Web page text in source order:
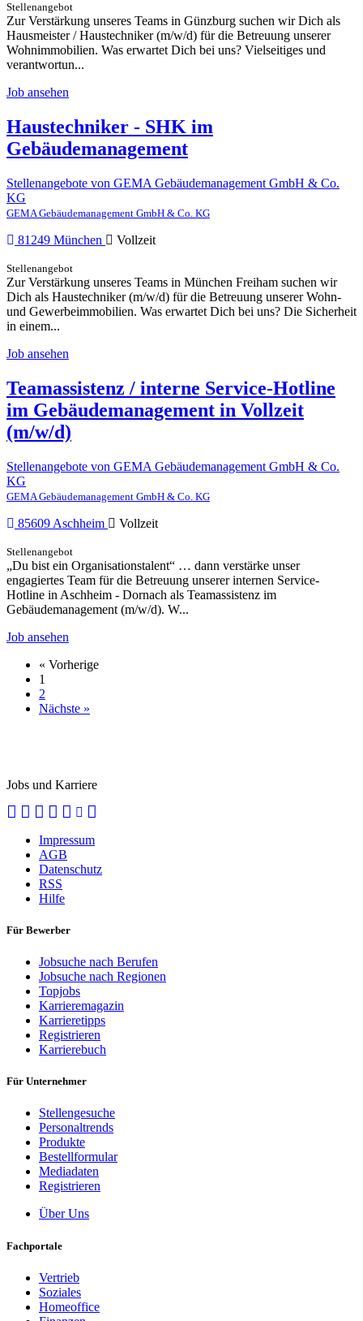
Stellenangebot
Zur Verstärkung unseres Teams in Günzburg suchen wir Dich als
Hausmeister / Haustechniker (m/w/d) für die Betreuung unserer
Wohnimmobilien. Was erwartet Dich bei uns? Vielseitiges und
verantwortun...
Job ansehen
Haustechniker - SHK im
Gebäudemanagement
Stellenangebote von GEMA Gebäudemanagement GmbH & Co.
KG
GEMA Gebäudemanagement GmbH & Co. KG
81249 München Vollzeit
Stellenangebot
Zur Verstärkung unseres Teams in München Freiham suchen wir
Dich als Haustechniker (m/w/d) für die Betreuung unserer Wohn-
und Gewerbeimmobilien. Was erwartet Dich bei uns? Die Sicherheit
in einem...
Job ansehen
Teamassistenz / interne Service-Hotline
im Gebäudemanagement in Vollzeit
(m/w/d)
Stellenangebote von GEMA Gebäudemanagement GmbH & Co.
KG
GEMA Gebäudemanagement GmbH & Co. KG
85609 Aschheim Vollzeit
Stellenangebot
„Du bist ein Organisationstalent“ … dann verstärke unser
engagiertes Team für die Betreuung unserer internen Service-
Hotline in Aschheim - Dornach als Teamassistenz im
Gebäudemanagement (m/w/d). W...
Job ansehen
« Vorherige
1
2
Nächste »
Jobs und Karriere
Impressum
AGB
Datenschutz
RSS
Hilfe
Für Bewerber
Jobsuche nach Berufen
Jobsuche nach Regionen
Topjobs
Karrieremagazin
Karrieretipps
Registrieren
Karrierebuch
Für Unternehmer
Stellengesuche
Personaltrends
Produkte
Bestellformular
Mediadaten
Registrieren
Über Uns
Fachportale
Vertrieb
Soziales
Homeoffice